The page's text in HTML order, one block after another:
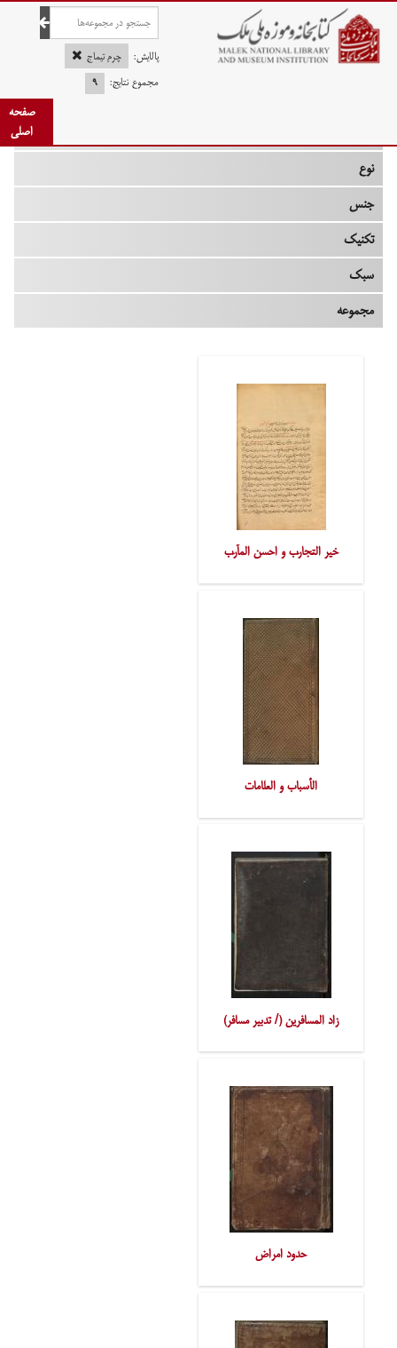
صفحه اصلی
پالایش:
چرم تیماج
مجموع نتایج:
۹
صفحه
اصلی
نوع
جنس
تکنیک
سبک
مجموعه
خیر التّجارِب و احسن المآرِب
الأسباب و العلامات
زاد المسافرین (/ تدبیر مسافر)
حدود امراض